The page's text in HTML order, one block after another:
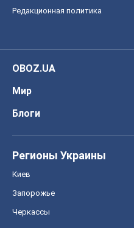
Редакционная политика
OBOZ.UA
Мир
Блоги
Регионы Украины
Киев
Запорожье
Черкассы